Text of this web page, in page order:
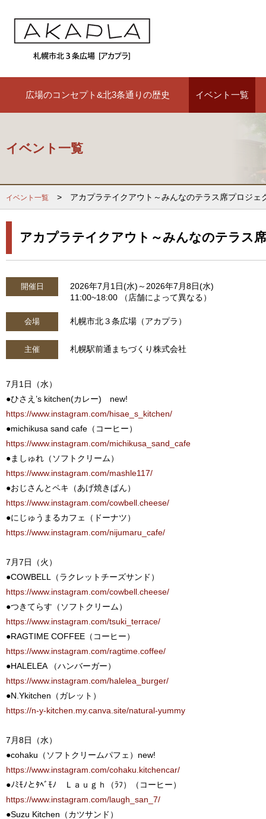
広場のコンセプト&北3条通りの歴史 イベント一覧
イベント一覧
イベント一覧 > アカプラテイクアウト～みんなのテラス席プロジェ
アカプラテイクアウト～みんなのテラス
開催日
2026年7月1日(水)～2026年7月8日(水)
11:00~18:00 （店舗によって異なる）
会場 札幌市北３条広場（アカプラ）
主催 札幌駅前通まちづくり株式会社
7月1日（水）
●ひさえ’s kitchen(カレー) new!
https://www.instagram.com/hisae_s_kitchen/
●michikusa sand cafe（コーヒー）
https://www.instagram.com/michikusa_sand_cafe
●ましゅれ（ソフトクリーム）
https://www.instagram.com/mashle117/
●おじさんとペキ（あげ焼きぱん）
https://www.instagram.com/cowbell.cheese/
●にじゅうまるカフェ（ドーナツ）
https://www.instagram.com/nijumaru_cafe/
7月7日（火）
●COWBELL（ラクレットチーズサンド）
https://www.instagram.com/cowbell.cheese/
●つきてらす（ソフトクリーム）
https://www.instagram.com/tsuki_terrace/
●RAGTIME COFFEE（コーヒー）
https://www.instagram.com/ragtime.coffee/
●HALELEA （ハンバーガー）
https://www.instagram.com/halelea_burger/
●N.Ykitchen（ガレット）
https://n-y-kitchen.my.canva.site/natural-yummy
7月8日（水）
●cohaku（ソフトクリームパフェ）new!
https://www.instagram.com/cohaku.kitchencar/
●ﾉﾐﾓﾉとﾀﾍﾞﾓﾉ Ｌａｕｇｈ（ﾗﾌ）（コーヒー）
https://www.instagram.com/laugh_san_7/
●Suzu Kitchen（カツサンド）